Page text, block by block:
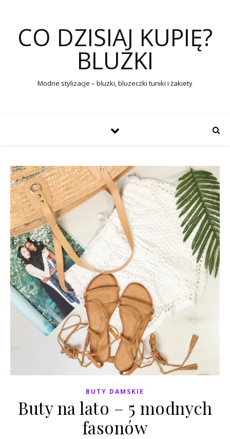
CO DZISIAJ KUPIĘ?
BLUZKI
Modne stylizacje – bluzki, bluzeczki tuniki i żakiety
BUTY DAMSKIE
Buty na lato – 5 modnych
fasonów